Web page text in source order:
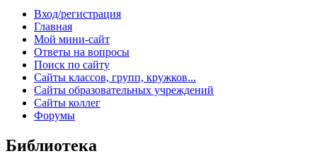
Вход/регистрация
Главная
Мой мини-сайт
Ответы на вопросы
Поиск по сайту
Сайты классов, групп, кружков...
Сайты образовательных учреждений
Сайты коллег
Форумы
Библиотека